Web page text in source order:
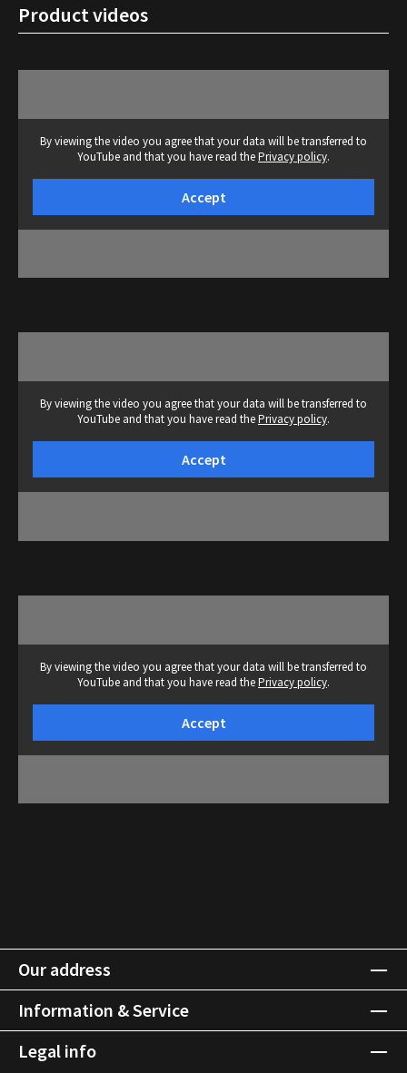
Product videos
By viewing the video you agree that your data will be transferred to
YouTube and that you have read thePrivacy policy.
Accept
By viewing the video you agree that your data will be transferred to
YouTube and that you have read thePrivacy policy.
Accept
By viewing the video you agree that your data will be transferred to
YouTube and that you have read thePrivacy policy.
Accept
Our address
Information & Service
Legal info